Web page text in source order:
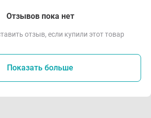
Отзывов пока нет
отзыв, если купили этот товар
Показать больше